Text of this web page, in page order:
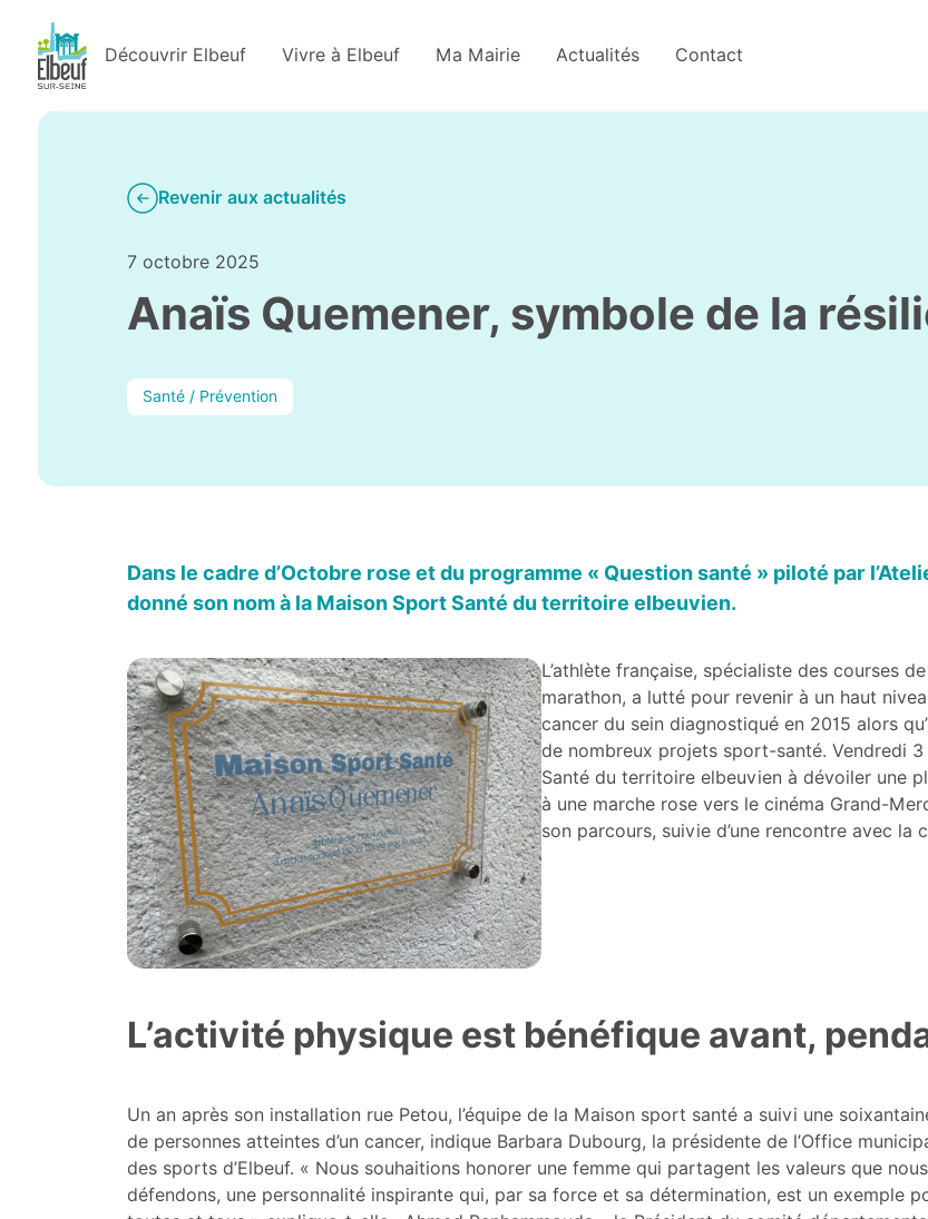
Découvrir Elbeuf Vivre à Elbeuf Ma Mairie Actualités Contact
Revenir aux actualités
7 octobre 2025
Anaïs Quemener, symbole de la
Santé / Prévention
Dans le cadre d’Octobre rose et du programme « Question santé » piloté par
donné son nom à la Maison Sport Santé du territoire elbeuvien.
L’athlète française, spécialiste des courses
marathon, a lutté pour revenir à un haut
cancer du sein diagnostiqué en 2015 alors
de nombreux projets sport-santé. Vendredi
Santé du territoire elbeuvien à dévoiler une
à une marche rose vers le cinéma Grand-
son parcours, suivie d’une rencontre avec la
L’activité physique est bénéfique avant,
Un an après son installation rue Petou, l’équipe de la Maison sport santé a suivi une
de personnes atteintes d’un cancer, indique Barbara Dubourg, la présidente de l’Office
des sports d’Elbeuf. « Nous souhaitions honorer une femme qui partagent les valeurs que nous
défendons, une personnalité inspirante qui, par sa force et sa détermination, est un exemple